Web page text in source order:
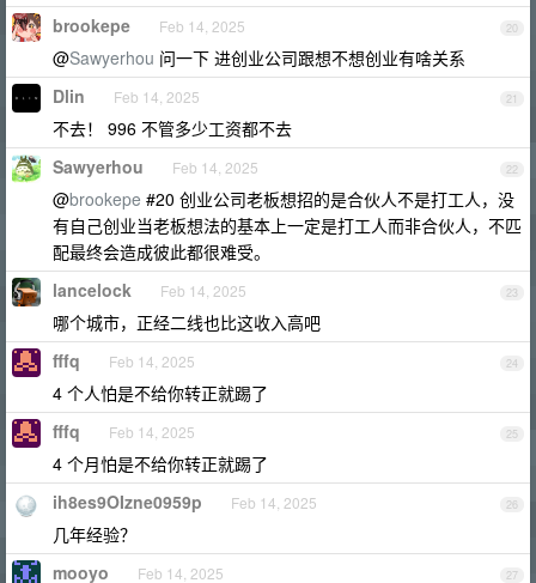
20
brookepe Feb 14, 2025
@Sawyerhou 问一下 进创业公司跟想不想创业有啥关系
21
Dlin Feb 14, 2025
不去！ 996 不管多少工资都不去
22
Sawyerhou Feb 14, 2025
@brookepe #20 创业公司老板想招的是合伙人不是打工人，没
有自己创业当老板想法的基本上一定是打工人而非合伙人，不匹
配最终会造成彼此都很难受。
23
lancelock Feb 14, 2025
哪个城市，正经二线也比这收入高吧
24
fffq Feb 14, 2025
4 个人怕是不给你转正就踢了
25
fffq Feb 14, 2025
4 个月怕是不给你转正就踢了
26
ih8es9OIzne0959p Feb 14, 2025
几年经验？
27
mooyo Feb 14, 2025